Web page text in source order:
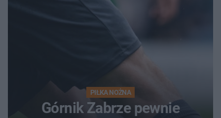
PIŁKA NOŻNA
Górnik Zabrze pewnie